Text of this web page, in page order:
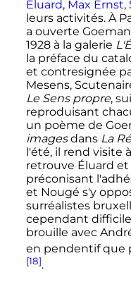
Éluard, Max Ernst,
leurs activités. À
a ouverte
1928à la galerie
la préface du
et contresignée
Mesens,
Le Sens propre,
reproduisant
un poème de
imagesdans La
l'été, il rend visite
retrouve Éluard et
préconisant
et Nougé s'y
surréalistes
cependant
brouille avec
en pendentif que
[18].